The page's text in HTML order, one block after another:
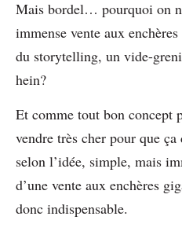
Mais bordel… pourquoi on
immense vente aux
du storytelling, un vide-
hein?
Et comme tout bon concept
vendre très cher pour que
selon l’idée, simple, mais
d’une vente aux enchères
donc indispensable.